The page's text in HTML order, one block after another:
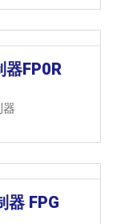
器FP0R
器
器 FPG